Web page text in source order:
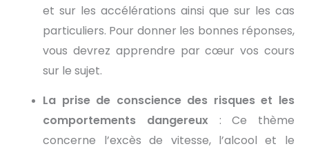
et sur les accélérations ainsi que sur les cas
particuliers. Pour donner les bonnes réponses,
vous devrez apprendre par cœur vos cours
sur le sujet.
La prise de conscience des risques et les
comportements dangereux: Ce thème
concerne l’excès de vitesse, l’alcool et le